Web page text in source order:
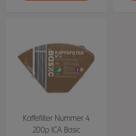
Kaffefilter Nummer 4
200p ICA Basic